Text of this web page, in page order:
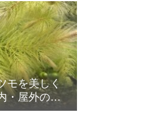
モを美しく
・屋外の比